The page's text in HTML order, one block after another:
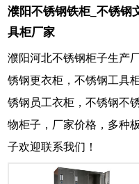
濮阳不锈钢铁柜_不锈钢
具柜厂家
濮阳河北不锈钢柜子生产
锈钢更衣柜，不锈钢工具
锈钢员工衣柜，不锈钢不
物柜子，厂家价格，多种
子欢迎联系我们！